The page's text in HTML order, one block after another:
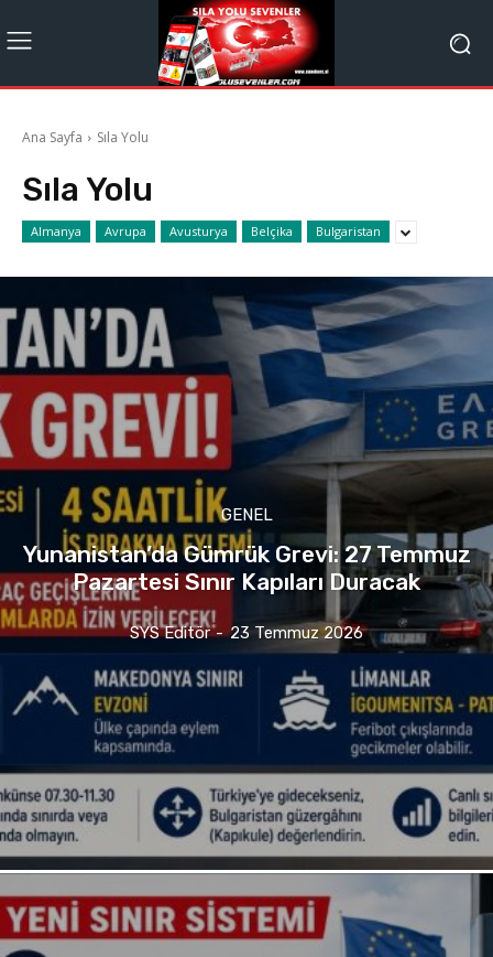
Ana Sayfa Sıla Yolu
Sıla Yolu
Almanya Avrupa Avusturya Belçika Bulgaristan
GENEL
Yunanistan’da Gümrük Grevi: 27 Temmuz
Pazartesi Sınır Kapıları Duracak
SYS Editör - 23 Temmuz 2026